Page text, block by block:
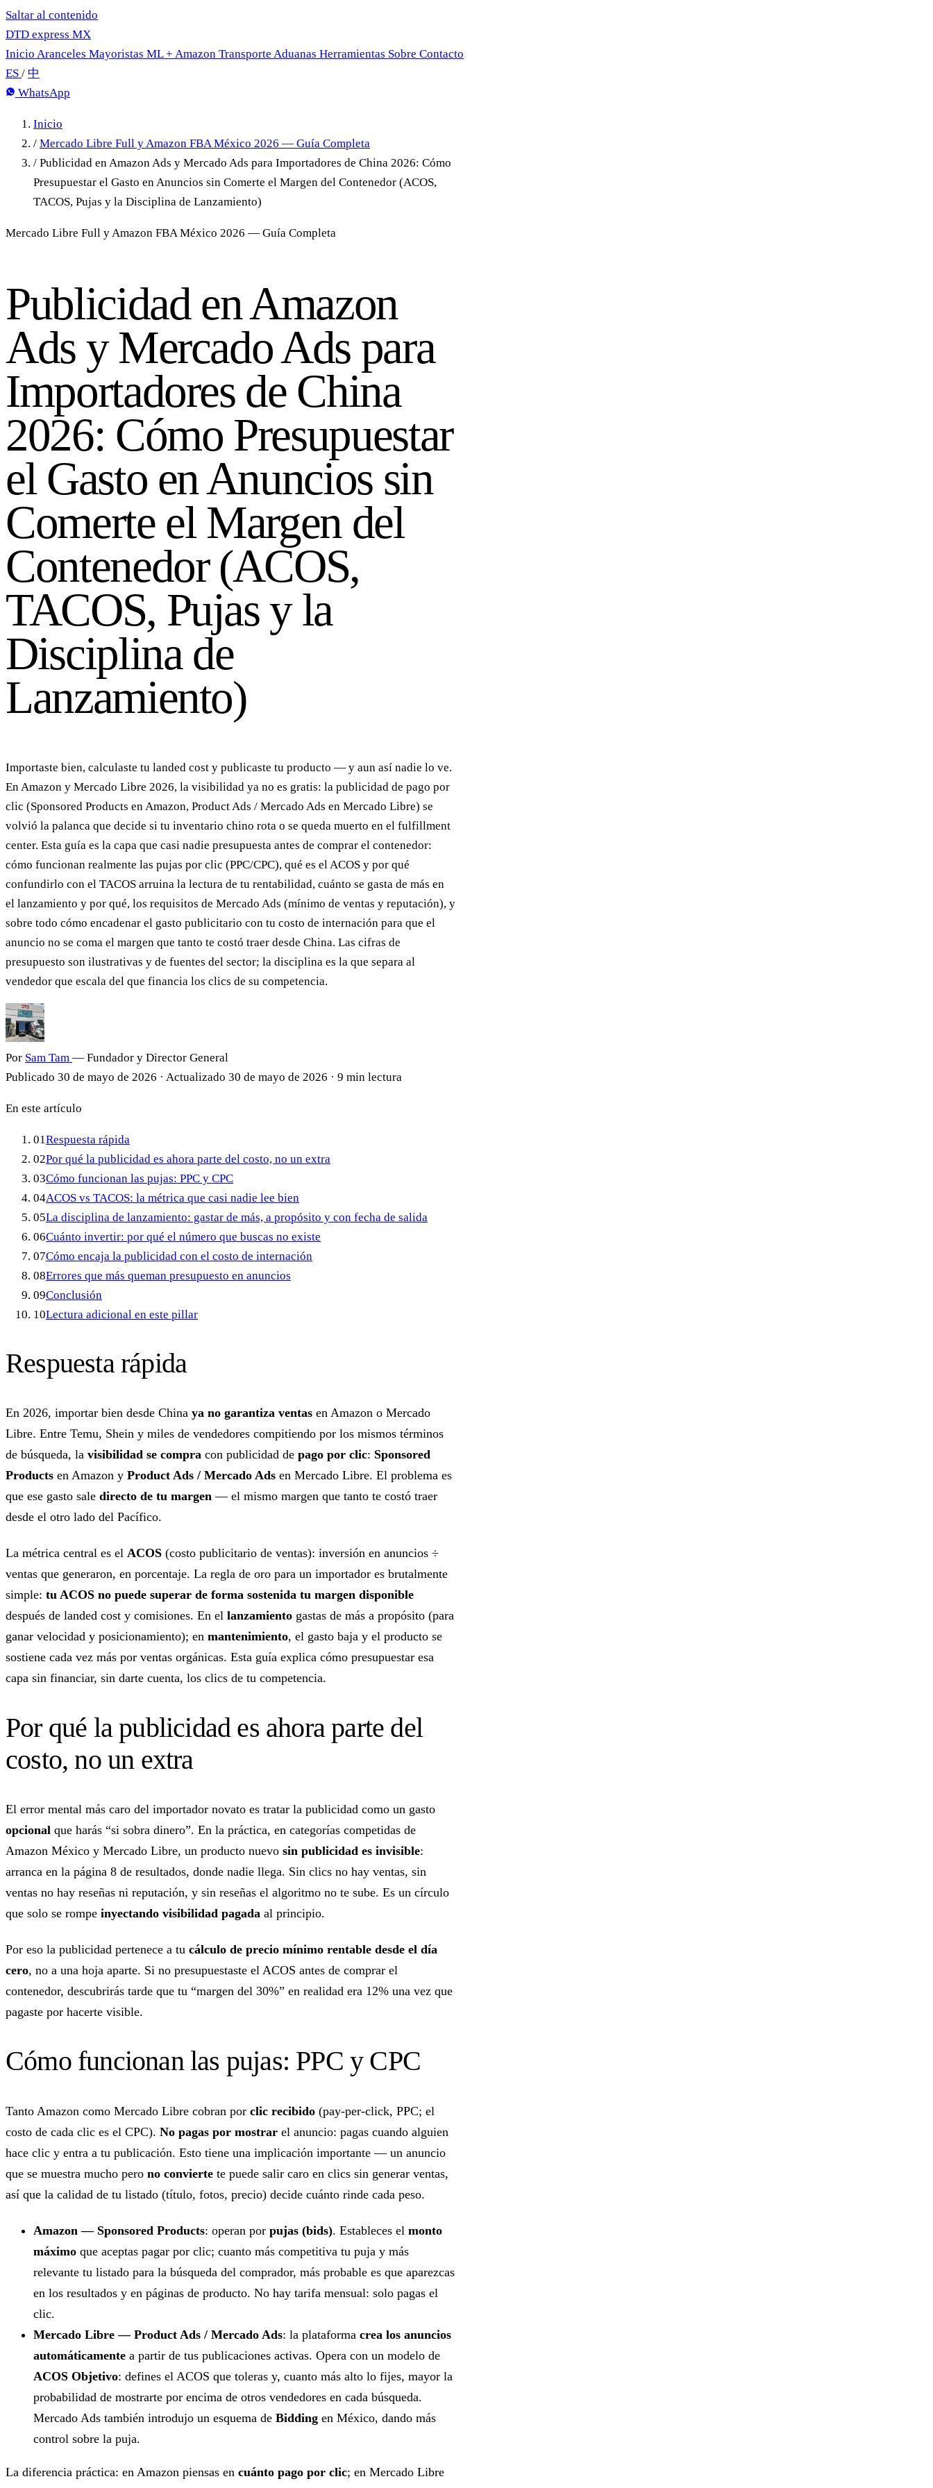
Saltar al contenido
DTD express MX
Inicio Aranceles Mayoristas ML + Amazon Transporte Aduanas Herramientas Sobre Contacto
ES / 中
WhatsApp
Inicio
/ Mercado Libre Full y Amazon FBA México 2026 — Guía Completa
/ Publicidad en Amazon Ads y Mercado Ads para Importadores de China 2026: Cómo
Presupuestar el Gasto en Anuncios sin Comerte el Margen del Contenedor (ACOS,
TACOS, Pujas y la Disciplina de Lanzamiento)
Mercado Libre Full y Amazon FBA México 2026 — Guía Completa
Publicidad en Amazon
Ads y Mercado Ads para
Importadores de China
2026: Cómo Presupuestar
el Gasto en Anuncios sin
Comerte el Margen del
Contenedor (ACOS,
TACOS, Pujas y la
Disciplina de
Lanzamiento)
Importaste bien, calculaste tu landed cost y publicaste tu producto — y aun así nadie lo ve.
En Amazon y Mercado Libre 2026, la visibilidad ya no es gratis: la publicidad de pago por
clic (Sponsored Products en Amazon, Product Ads / Mercado Ads en Mercado Libre) se
volvió la palanca que decide si tu inventario chino rota o se queda muerto en el fulfillment
center. Esta guía es la capa que casi nadie presupuesta antes de comprar el contenedor:
cómo funcionan realmente las pujas por clic (PPC/CPC), qué es el ACOS y por qué
confundirlo con el TACOS arruina la lectura de tu rentabilidad, cuánto se gasta de más en
el lanzamiento y por qué, los requisitos de Mercado Ads (mínimo de ventas y reputación), y
sobre todo cómo encadenar el gasto publicitario con tu costo de internación para que el
anuncio no se coma el margen que tanto te costó traer desde China. Las cifras de
presupuesto son ilustrativas y de fuentes del sector; la disciplina es la que separa al
vendedor que escala del que financia los clics de su competencia.
Por Sam Tam — Fundador y Director General
Publicado 30 de mayo de 2026 · Actualizado 30 de mayo de 2026 · 9 min lectura
En este artículo
01Respuesta rápida
02Por qué la publicidad es ahora parte del costo, no un extra
03Cómo funcionan las pujas: PPC y CPC
04ACOS vs TACOS: la métrica que casi nadie lee bien
05La disciplina de lanzamiento: gastar de más, a propósito y con fecha de salida
06Cuánto invertir: por qué el número que buscas no existe
07Cómo encaja la publicidad con el costo de internación
08Errores que más queman presupuesto en anuncios
09Conclusión
10Lectura adicional en este pillar
Respuesta rápida
En 2026, importar bien desde China ya no garantiza ventas en Amazon o Mercado
Libre. Entre Temu, Shein y miles de vendedores compitiendo por los mismos términos
de búsqueda, la visibilidad se compra con publicidad de pago por clic: Sponsored
Products en Amazon y Product Ads / Mercado Ads en Mercado Libre. El problema es
que ese gasto sale directo de tu margen — el mismo margen que tanto te costó traer
desde el otro lado del Pacífico.
La métrica central es el ACOS (costo publicitario de ventas): inversión en anuncios ÷
ventas que generaron, en porcentaje. La regla de oro para un importador es brutalmente
simple: tu ACOS no puede superar de forma sostenida tu margen disponible
después de landed cost y comisiones. En el lanzamiento gastas de más a propósito (para
ganar velocidad y posicionamiento); en mantenimiento, el gasto baja y el producto se
sostiene cada vez más por ventas orgánicas. Esta guía explica cómo presupuestar esa
capa sin financiar, sin darte cuenta, los clics de tu competencia.
Por qué la publicidad es ahora parte del
costo, no un extra
El error mental más caro del importador novato es tratar la publicidad como un gasto
opcional que harás “si sobra dinero”. En la práctica, en categorías competidas de
Amazon México y Mercado Libre, un producto nuevo sin publicidad es invisible:
arranca en la página 8 de resultados, donde nadie llega. Sin clics no hay ventas, sin
ventas no hay reseñas ni reputación, y sin reseñas el algoritmo no te sube. Es un círculo
que solo se rompe inyectando visibilidad pagada al principio.
Por eso la publicidad pertenece a tu cálculo de precio mínimo rentable desde el día
cero, no a una hoja aparte. Si no presupuestaste el ACOS antes de comprar el
contenedor, descubrirás tarde que tu “margen del 30%” en realidad era 12% una vez que
pagaste por hacerte visible.
Cómo funcionan las pujas: PPC y CPC
Tanto Amazon como Mercado Libre cobran por clic recibido (pay-per-click, PPC; el
costo de cada clic es el CPC). No pagas por mostrar el anuncio: pagas cuando alguien
hace clic y entra a tu publicación. Esto tiene una implicación importante — un anuncio
que se muestra mucho pero no convierte te puede salir caro en clics sin generar ventas,
así que la calidad de tu listado (título, fotos, precio) decide cuánto rinde cada peso.
Amazon — Sponsored Products: operan por pujas (bids). Estableces el monto
máximo que aceptas pagar por clic; cuanto más competitiva tu puja y más
relevante tu listado para la búsqueda del comprador, más probable es que aparezcas
en los resultados y en páginas de producto. No hay tarifa mensual: solo pagas el
clic.
Mercado Libre — Product Ads / Mercado Ads: la plataforma crea los anuncios
automáticamente a partir de tus publicaciones activas. Opera con un modelo de
ACOS Objetivo: defines el ACOS que toleras y, cuanto más alto lo fijes, mayor la
probabilidad de mostrarte por encima de otros vendedores en cada búsqueda.
Mercado Ads también introdujo un esquema de Bidding en México, dando más
control sobre la puja.
La diferencia práctica: en Amazon piensas en cuánto pago por clic; en Mercado Libre